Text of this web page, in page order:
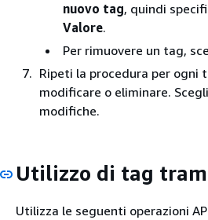
nuovo tag, quindi
Valore.
Per rimuovere un tag,
Ripeti la procedura per ogni
modificare o eliminare. Scegli
modifiche.
Utilizzo di tag
Utilizza le seguenti operazioni